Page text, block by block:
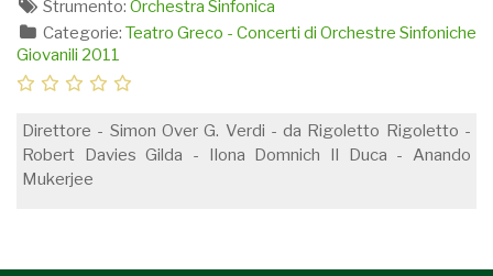
Strumento: Orchestra Sinfonica
Categorie: Teatro Greco - Concerti di Orchestre Sinfoniche
Giovanili 2011
Direttore - Simon Over G. Verdi - da Rigoletto Rigoletto -
Robert Davies Gilda - Ilona Domnich Il Duca - Anando
Mukerjee